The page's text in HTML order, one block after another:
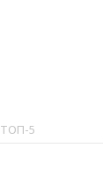
ТОП-5